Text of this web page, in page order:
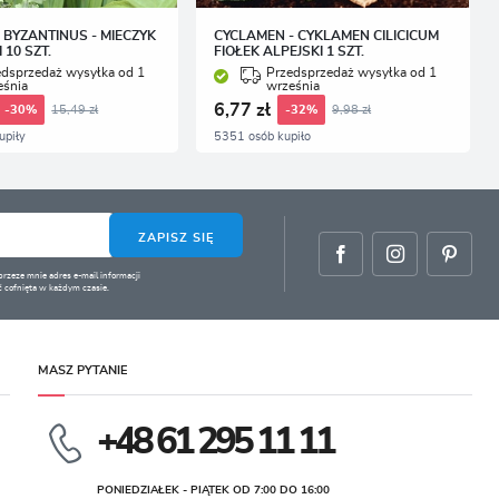
- MIECZYK
10 SZT.
wysyłka od 1
-30% 15,49 zł
CYCLAMEN - CYKLAMEN CILICICUM
FIOŁEK ALPEJSKI 1 SZT.
Przedsprzedaż wysyłka od 1
września
6,77 zł -32% 9,98 zł
5351 osób kupiło
ZAPISZ SIĘ
mnie adres e-mail informacji
cofnięta w każdym czasie.
MASZ PYTANIE
+48 61 295 11 11
PONIEDZIAŁEK - PIĄTEK OD 7:00 DO 16:00